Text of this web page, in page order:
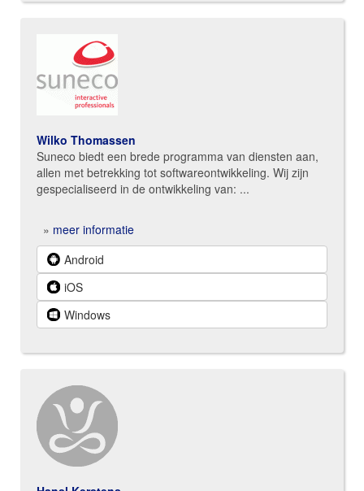
Wilko Thomassen
Suneco biedt een brede programma van diensten aan,
allen met betrekking tot softwareontwikkeling. Wij zijn
gespecialiseerd in de ontwikkeling van: ...
» meer informatie
Android
iOS
Windows